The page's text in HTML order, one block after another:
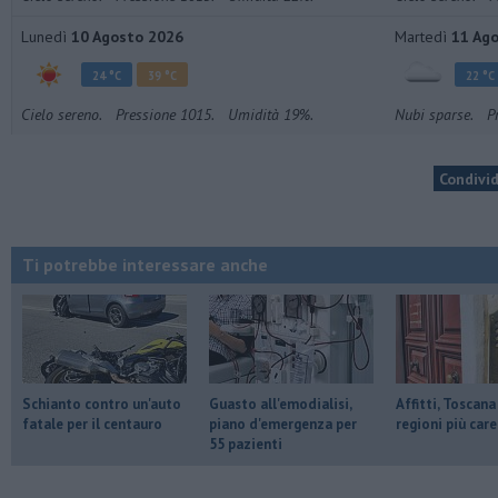
Lunedì 10 Agosto 2026
24 °C 39 °C
Cielo sereno. Pressione 1015. Umidità 19%.
Martedì 11
22 °C
Nubi sparse.
Ti potrebbe interessare anche
Schianto contro un'auto
fatale per il centauro
Guasto all'emodialisi,
piano d'emergenza per
55 pazienti
Affitti,
regioni più